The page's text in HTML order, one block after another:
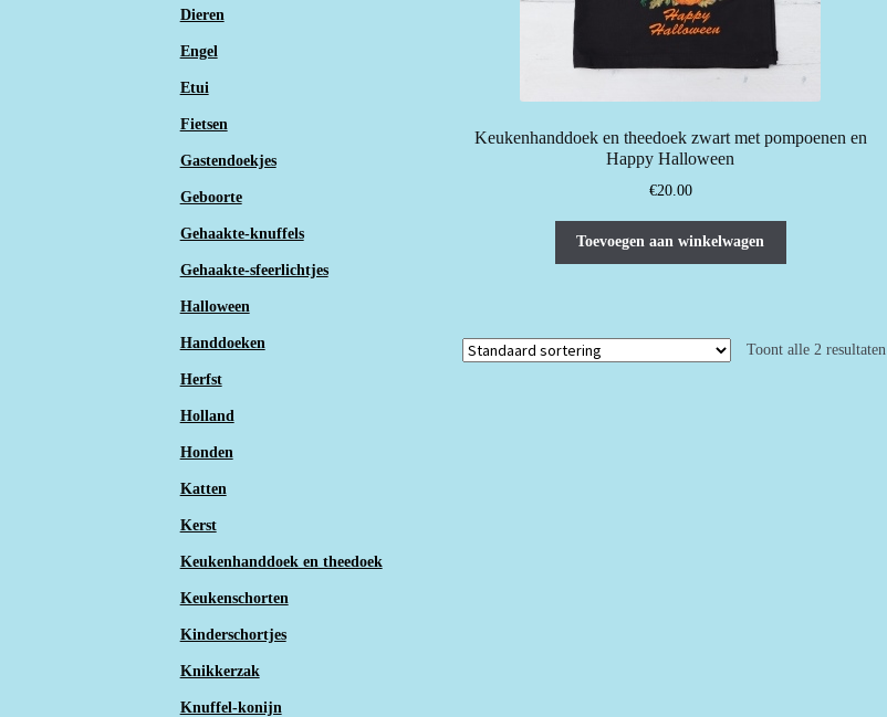
Keukenhanddoek en theedoek zwart met pompoenen en
Happy Halloween
€20.00
Toevoegen aan winkelwagen
Toont alle 2 resultaten
Dieren
Engel
Etui
Fietsen
Gastendoekjes
Geboorte
Gehaakte-knuffels
Gehaakte-sfeerlichtjes
Halloween
Handdoeken
Herfst
Holland
Honden
Katten
Kerst
Keukenhanddoek en theedoek
Keukenschorten
Kinderschortjes
Knikkerzak
Knuffel-konijn